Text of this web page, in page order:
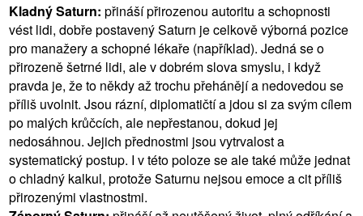
Kladný Saturn: přináší přirozenou autoritu a schopnosti
vést lidi, dobře postavený Saturn je celkově výborná pozice
pro manažery a schopné lékaře (například). Jedná se o
přirozeně šetrné lidi, ale v dobrém slova smyslu, i když
pravda je, že to někdy až trochu přehánějí a nedovedou se
příliš uvolnit. Jsou rázní, diplomatičtí a jdou si za svým cílem
po malých krůčcích, ale nepřestanou, dokud jej
nedosáhnou. Jejich přednostmi jsou vytrvalost a
systematický postup. I v této poloze se ale také může jednat
o chladný kalkul, protože Saturnu nejsou emoce a cit příliš
přirozenými vlastnostmi.